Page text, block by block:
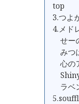
top
3.つよ
4.メド
せー
みつ
心の
ラベ